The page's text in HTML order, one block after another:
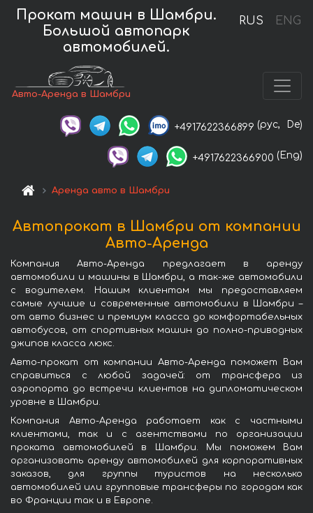
RUS ENG
Прокат машин в Шамбри.
Большой автопарк
автомобилей.
Авто-Аренда в Шамбри
+4917622366899 (рус, De)
+4917622366900 (Eng)
Аренда авто в Шамбри
Автопрокат в Шамбри от компании
Авто-Аренда
Компания Авто-Аренда предлагает в аренду
автомобили и машины в Шамбри, а так-же автомобили
с водителем. Нашим клиентам мы предоставляем
самые лучшие и современные автомобили в Шамбри –
от авто бизнес и премиум класса до комфортабельных
автобусов, от спортивных машин до полно-приводных
джипов класса люкс.
Авто-прокат от компании Авто-Аренда поможет Вам
справиться с любой задачей: от трансфера из
аэропорта до встречи клиентов на дипломатическом
уровне в Шамбри.
Компания Авто-Аренда работает как с частными
клиентами, так и с агентствами по организации
проката автомобилей в Шамбри. Мы поможем Вам
организовать аренду автомобилей для корпоративных
заказов, для группы туристов на несколько
автомобилей или групповые трансферы по городам как
во Франции так и в Европе.